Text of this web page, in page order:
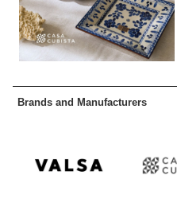
Brands and Manufacturers